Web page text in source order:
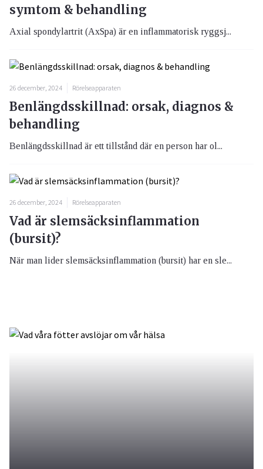
symtom & behandling
Axial spondylartrit (AxSpa) är en inflammatorisk ryggsj...
26 december, 2024 Rörelseapparaten
Benlängdsskillnad: orsak, diagnos &
behandling
Benlängdsskillnad är ett tillstånd där en person har ol...
26 december, 2024 Rörelseapparaten
Vad är slemsäcksinflammation
(bursit)?
När man lider slemsäcksinflammation (bursit) har en sle...